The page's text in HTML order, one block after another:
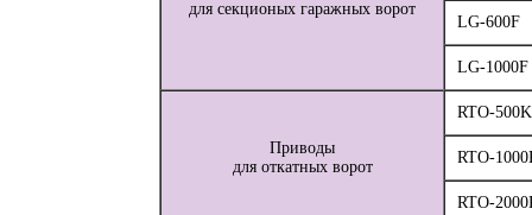
для секционых гаражных ворот
LG-600F
LG-1000F
Приводы
для откатных ворот
RTO-
RTO-
RTO-